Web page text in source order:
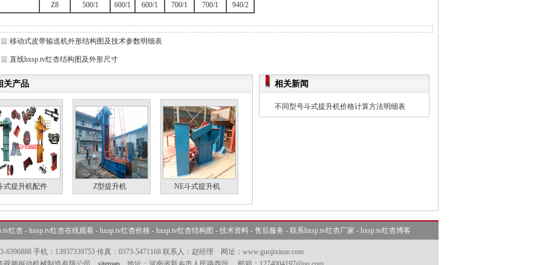
Z8
500/1 600/1 600/1 700/1 700/1 940/2
篇:移动式皮带输送机外形结构图及技术参数明细表
:直线hxsp.tv红杏结构图及外形尺寸
关产品
式提升机配件 Z型提升机 NE斗式提升机
相关新闻
不同型号斗式提升机价格计算方法明细表
红杏 - hxsp.tv红杏在线观看 - hxsp.tv红杏价格 - hxsp.tv红杏结构图 - 技术资料 - 售后服务 - 联系hxsp.tv红杏厂家 - hxsp.tv红杏博客
6396888 手机：13937339753 传真：0373-5471168 联系人：赵经理 网址：www.guojixinze.com